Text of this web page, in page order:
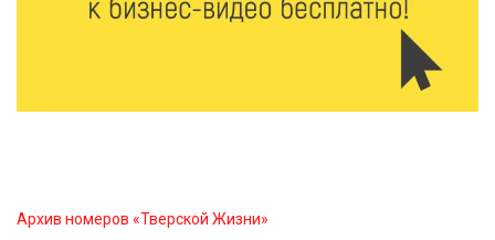
Золотой век “Горьковки”: как А. М. Кузнецова
Архив номеров «Тверской Жизни»